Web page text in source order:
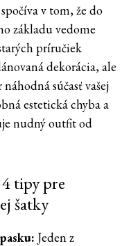
v tom, že do
základu vedome
príručiek
dekorácia, ale
súčasť vašej
estetická chyba a
nudný outfit od
tipy pre
šatky
Jeden z